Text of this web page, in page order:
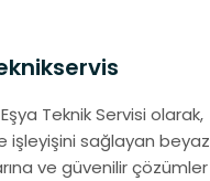
Teknik Servisi olarak,
işleyişini sağlayan beyaz
ve güvenilir çözümler